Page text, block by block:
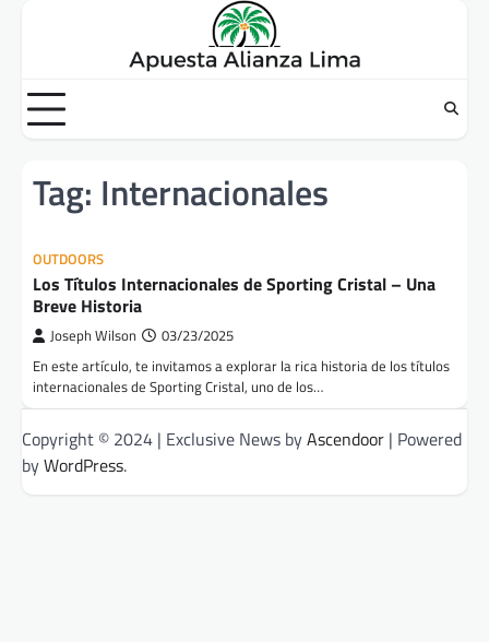
Tag: Internacionales
OUTDOORS
Los Títulos Internacionales de Sporting Cristal – Una
Breve Historia
Joseph Wilson 03/23/2025
En este artículo, te invitamos a explorar la rica historia de los títulos
internacionales de Sporting Cristal, uno de los…
Copyright © 2024 | Exclusive News byAscendoor | Powered
byWordPress.